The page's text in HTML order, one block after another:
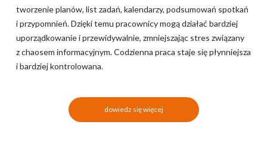
tworzenie planów, list zadań, kalendarzy, podsumowań spotkań
i przypomnień. Dzięki temu pracownicy mogą działać bardziej
uporządkowanie i przewidywalnie, zmniejszając stres związany
z chaosem informacyjnym. Codzienna praca staje się płynniejsza
i bardziej kontrolowana.
dowiedz się więcej